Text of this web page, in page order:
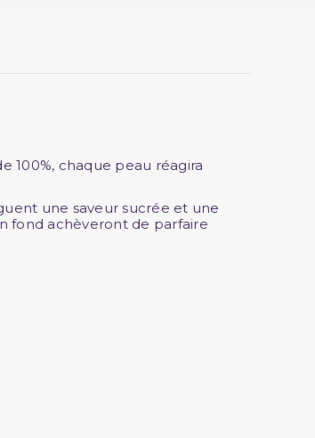
100%, chaque peau réagira
une saveur sucrée et une
fond achèveront de parfaire